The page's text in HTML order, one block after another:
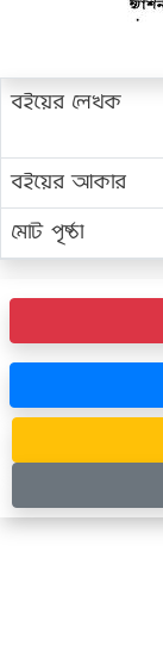
বইয়ের লেখক
বইয়ের আকার
মোট পৃষ্ঠা